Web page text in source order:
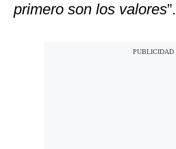
primero son los valores”.